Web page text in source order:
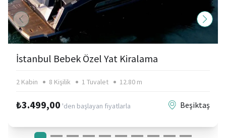
İstanbul Bebek Özel Yat Kiralama
2 Kabin 8 Kişilik 1 Tuvalet 12.80 m
₺3.499,00 'den başlayan fiyatlarla Beşiktaş